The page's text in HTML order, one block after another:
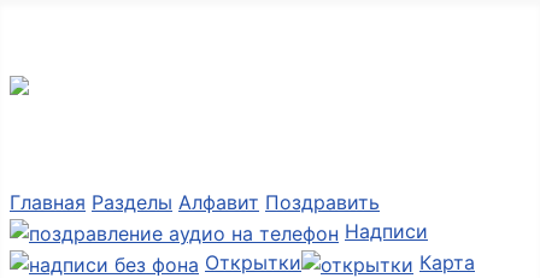
Главная Разделы Алфавит Поздравить
Надписи
Открытки
Карта